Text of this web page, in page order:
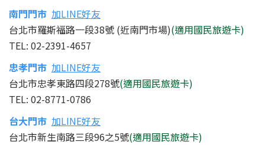
南門門市 加LINE好友
台北市羅斯福路一段38號 (近南門市場)(適用國民旅遊卡)
TEL: 02-2391-4657
忠孝門市 加LINE好友
台北市忠孝東路四段278號(適用國民旅遊卡)
TEL: 02-8771-0786
台大門市 加LINE好友
台北市新生南路三段96之5號(適用國民旅遊卡)